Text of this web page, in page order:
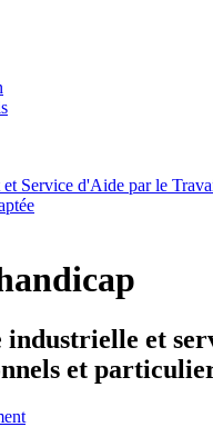
industrielle et
et